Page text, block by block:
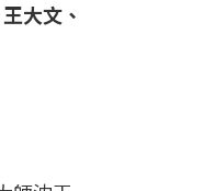
大文、